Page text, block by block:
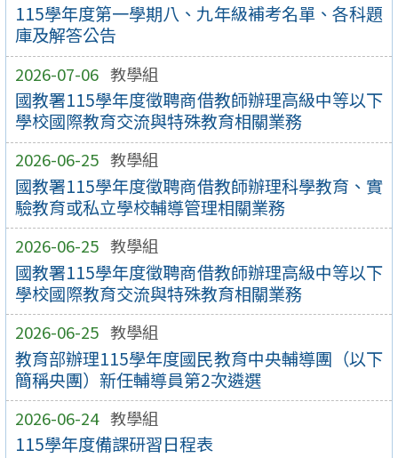
115學年度第一學期八、九年級補考名單、各科題
庫及解答公告
2026-07-06 教學組
國教署115學年度徵聘商借教師辦理高級中等以下
學校國際教育交流與特殊教育相關業務
2026-06-25 教學組
國教署115學年度徵聘商借教師辦理科學教育、實
驗教育或私立學校輔導管理相關業務
2026-06-25 教學組
國教署115學年度徵聘商借教師辦理高級中等以下
學校國際教育交流與特殊教育相關業務
2026-06-25 教學組
教育部辦理115學年度國民教育中央輔導團（以下
簡稱央團）新任輔導員第2次遴選
2026-06-24 教學組
115學年度備課研習日程表